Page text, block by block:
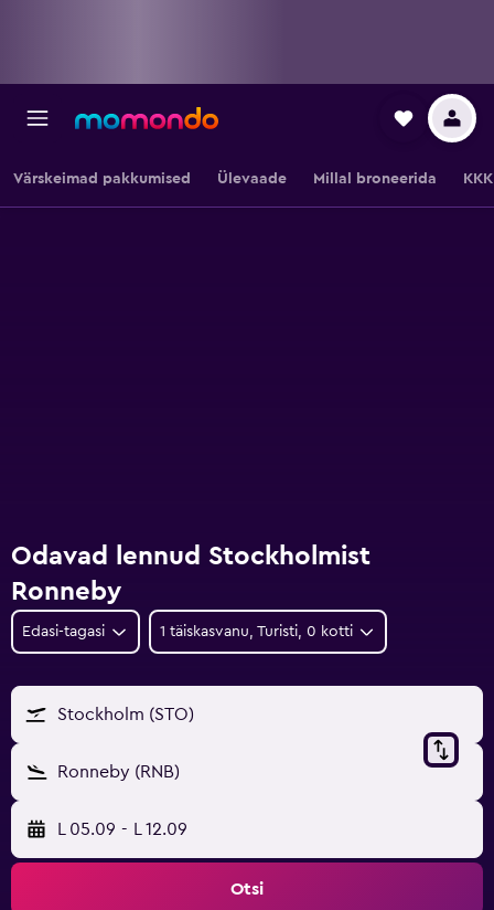
Värskeimad pakkumised Ülevaade Millal broneerida KKK
Odavad lennud Stockholmist
Ronneby
Edasi-tagasi 1 täiskasvanu, Turisti, 0 kotti
Stockholm (STO)
Ronneby (RNB)
L 05.09 - L 12.09
Otsi